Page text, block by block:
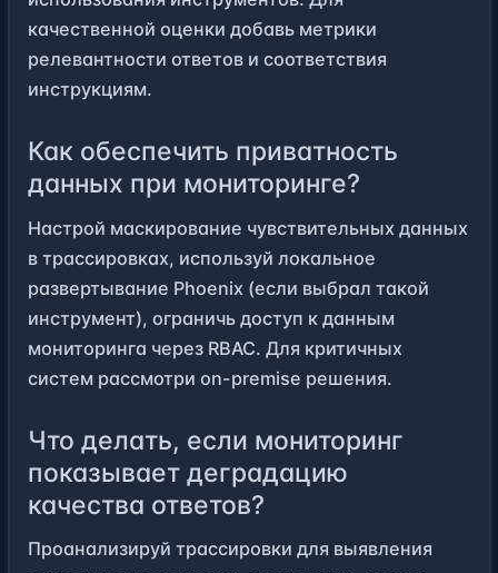
качественной оценки добавь метрики
релевантности ответов и соответствия
инструкциям.
Как обеспечить приватность
данных при мониторинге?
Настрой маскирование чувствительных данных
в трассировках, используй локальное
развертывание Phoenix (если выбрал такой
инструмент), ограничь доступ к данным
мониторинга через RBAC. Для критичных
систем рассмотри on-premise решения.
Что делать, если мониторинг
показывает деградацию
качества ответов?
Проанализируй трассировки для выявления